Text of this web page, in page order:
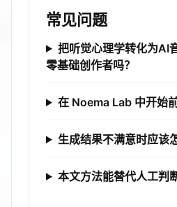
常见问题
把听觉心理学转化为AI
零基础创作者吗？
在 Noema Lab 中开始
生成结果不满意时应该
本文方法能替代人工判